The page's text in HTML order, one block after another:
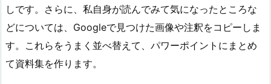
しです。さらに、私自身が読んでみて気になったところな
どについては、Googleで見つけた画像や注釈をコピーしま
す。これらをうまく並べ替えて、パワーポイントにまとめ
て資料集を作ります。